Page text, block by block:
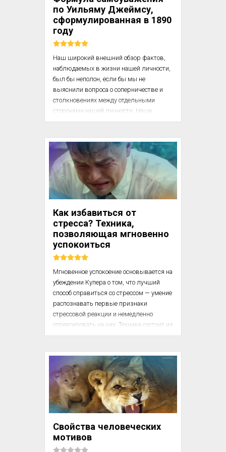
Прежде всего следует обратить
внимание на мимикѵ: как уже
отмечалось, лицо шизоида очень
невыразительно. Оно почти
неподвижно, часто напоминает маску...
по Уильяму Джеймсу,
сформулированная в 1890
году
Наш широкий внешний обзор фактов,
наблюдаемых в жизни нашей личности,
был бы неполон, если бы мы не
выяснили вопроса о соперничестве и
столкновениях между отдельными
сторонами нашей личности. Наша
физическая природа ограничивает наш
представляющихся нам и желаемых
нами благ, тот же факт наблюдается и в
данной области явлений. Уильям
Джеймс (1842 – 1910) – американский
психолог и философ, один из
основателей и ведущий представитель
Если бы только было возможно, то уж,
конечно, никто из нас не отка...
Как избавиться от
стресса? Техника,
позволяющая мгновенно
успокоиться
Мгновенное успокоение основывается на
убеждении Купера о том, что лучший
способ справиться со стрессом — умение
распознавать первые признаки
стрессовой реакции и немедленно
отреагировать на них. Техника состоит из
пяти шагов.
1. Непрерывное дыхание. Несмотря на
стрессор, продолжайте дышать ровно и
глубоко.
2. Позитивное выражение лица.
Улыбнитесь слегка, как только вы
стала влиять на ваше состояние.
Свойства человеческих
мотивов